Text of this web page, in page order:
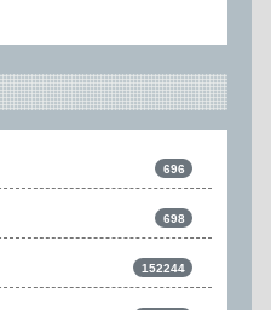
696
698
152244